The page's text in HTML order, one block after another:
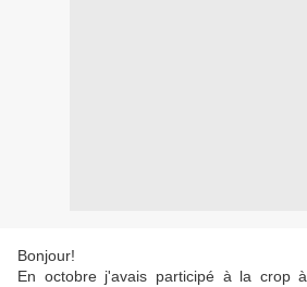
Bonjour!
En octobre j'avais participé à la crop